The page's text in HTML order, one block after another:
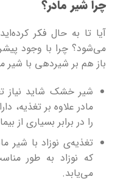
چرا شیر مادر؟
آیا تا به حال فکر
می‌شود؟ چرا با وجود
باز هم بر شیردهی با شیر
شیر خشک شاید نیاز
مادر علاوه بر
را در برابر بسیاری از
تغذیه‌ی نوزاد با شیر
که نوزاد به طور
می‌یابد.